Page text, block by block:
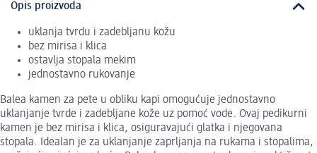
Opis proizvoda
uklanja tvrdu i zadebljanu kožu
bez mirisa i klica
ostavlja stopala mekim
jednostavno rukovanje
Balea kamen za pete u obliku kapi omogućuje jednostavno
uklanjanje tvrde i zadebljane kože uz pomoć vode. Ovaj pedikurni
kamen je bez mirisa i klica, osiguravajući glatka i njegovana
stopala. Idealan je za uklanjanje zaprljanja na rukama i stopalima,